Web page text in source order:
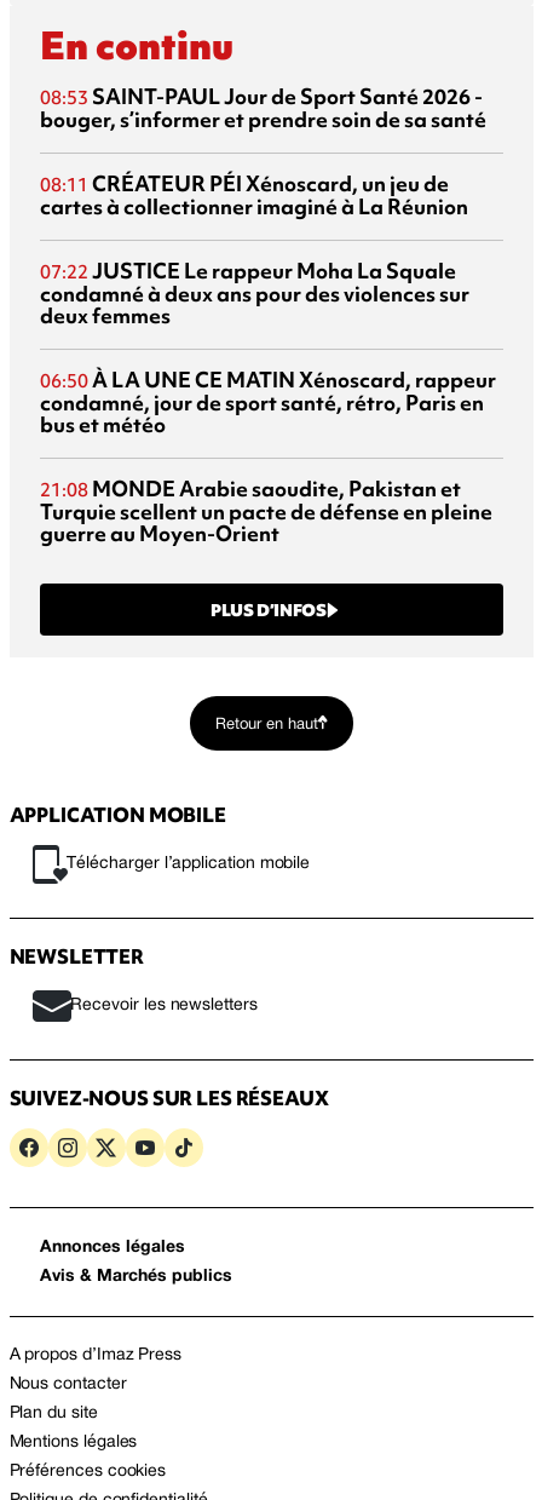
En continu
08:53 SAINT-PAULJour de Sport Santé 2026 -
bouger, s’informer et prendre soin de sa santé
08:11 CRÉATEUR PÉIXénoscard, un jeu de
cartes à collectionner imaginé à La Réunion
07:22 JUSTICE Le rappeur Moha La Squale
condamné à deux ans pour des violences sur
deux femmes
06:50À LA UNE CE MATINXénoscard, rappeur
condamné, jour de sport santé, rétro, Paris en
bus et météo
21:08 MONDEArabie saoudite, Pakistan et
Turquie scellent un pacte de défense en pleine
guerre au Moyen-Orient
PLUS D’INFOS
Retour en haut
APPLICATION MOBILE
Télécharger l’application mobile
NEWSLETTER
Recevoir les newsletters
SUIVEZ-NOUS SUR LES RÉSEAUX
Annonces légales
Avis & Marchés publics
A propos d’Imaz Press
Nous contacter
Plan du site
Mentions légales
Préférences cookies